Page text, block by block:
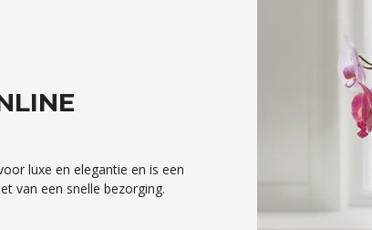
luxe en elegantie en is een
van een snelle bezorging.